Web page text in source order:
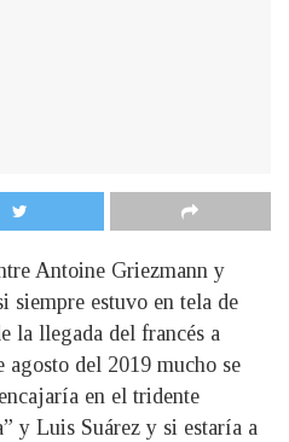
Antoine Griezmann y
siempre estuvo en tela de
la llegada del francés a
agosto del 2019 mucho se
en el tridente
y Luis Suárez y si estaría a